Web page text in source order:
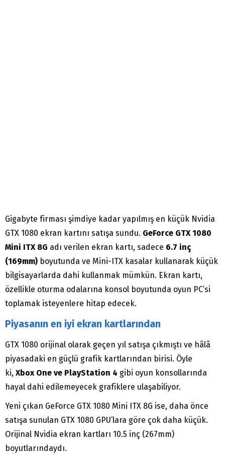
Gigabyte firması şimdiye kadar yapılmış en küçük Nvidia
GTX 1080 ekran kartını satışa sundu. GeForce GTX 1080
Mini ITX 8G adı verilen ekran kartı, sadece 6.7 inç
(169mm) boyutunda ve Mini-ITX kasalar kullanarak küçük
bilgisayarlarda dahi kullanmak mümkün. Ekran kartı,
özellikle oturma odalarına konsol boyutunda oyun PC’si
toplamak isteyenlere hitap edecek.
Piyasanın en iyi ekran kartlarından
GTX 1080 orijinal olarak geçen yıl satışa çıkmıştı ve hâlâ
piyasadaki en güçlü grafik kartlarından birisi. Öyle
ki, Xbox One ve PlayStation 4 gibi oyun konsollarında
hayal dahi edilemeyecek grafiklere ulaşabiliyor.
Yeni çıkan GeForce GTX 1080 Mini ITX 8G ise, daha önce
satışa sunulan GTX 1080 GPU’lara göre çok daha küçük.
Orijinal Nvidia ekran kartları 10.5 inç (267mm)
boyutlarındaydı.